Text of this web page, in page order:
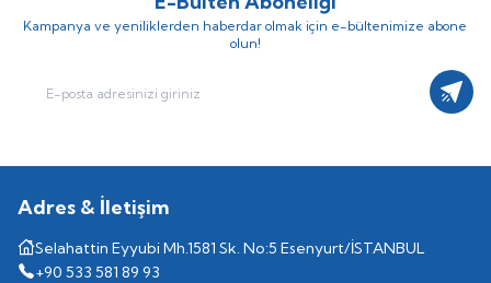
Kampanya ve yeniliklerden haberdar olmak için e-bültenimize abone
olun!
Adres & İletişim
Selahattin Eyyubi Mh.1581 Sk. No:5 Esenyurt/İSTANBUL
+90 533 581 89 93